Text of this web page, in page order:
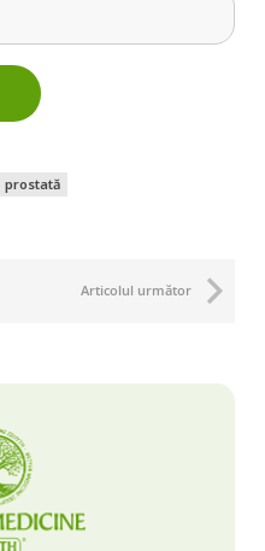
prostată
Articolul următor